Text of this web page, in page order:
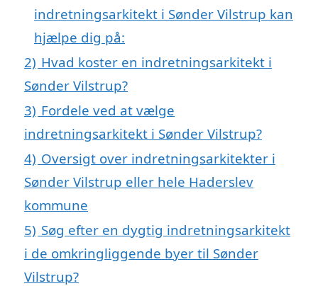
indretningsarkitekt i Sønder Vilstrup kan
hjælpe dig på:
2) Hvad koster en indretningsarkitekt i
Sønder Vilstrup?
3) Fordele ved at vælge
indretningsarkitekt i Sønder Vilstrup?
4) Oversigt over indretningsarkitekter i
Sønder Vilstrup eller hele Haderslev
kommune
5) Søg efter en dygtig indretningsarkitekt
i de omkringliggende byer til Sønder
Vilstrup?